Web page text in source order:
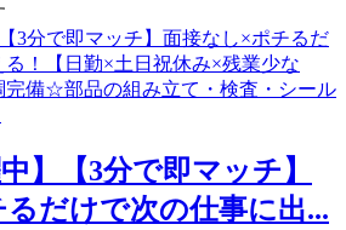
中】【3分で即マッチ】
だけで次の仕事に出...